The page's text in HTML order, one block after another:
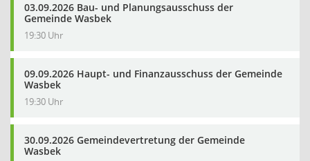
03.09.2026 Bau- und Planungsausschuss der
Gemeinde Wasbek
19:30 Uhr
09.09.2026 Haupt- und Finanzausschuss der Gemeinde
Wasbek
19:30 Uhr
30.09.2026 Gemeindevertretung der Gemeinde
Wasbek